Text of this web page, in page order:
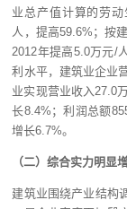
业总产值计算的劳
人，提高59.6%；按
2012年提高5.0万元/
利水平，建筑业企业
业实现营业收入27.0
长8.4%；利润总额
增长
（二）综合实力明显
建筑业围绕产业结构